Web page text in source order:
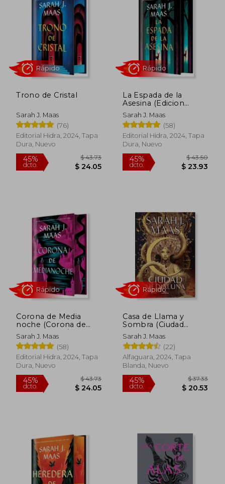
Trono de Cristal
Sarah J. Maas
(76)
Editorial Hidra, 2024, Tapa
Dura, Nuevo
45%
dcto. $ 24.05
Rápido
La Espada de la
Asesina (Edicion
Limitada)
Sarah J. Maas
(58)
Editorial Hidra, 2024, Tapa
Dura, Nuevo
45%
dcto.
Rápido
Corona de Media
noche (Corona de
Medianoche / Trono
de Cristal 2)
Sarah J. Maas
(58)
Editorial Hidra, 2024, Tapa
Dura, Nuevo
45%
dcto.
Casa de Llama y
Sombra (Ciudad
Medialuna 3)
Sarah J. Maas
(22)
Alfaguara, 2024, Tapa
Blanda, Nuevo
45%
dcto.